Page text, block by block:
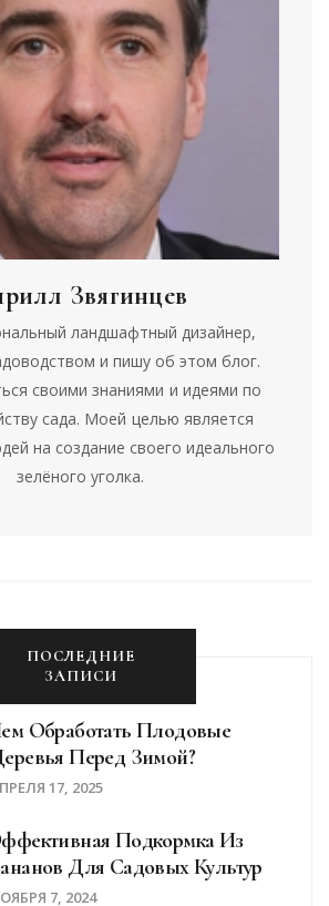
Звягинцев
ландшафтный дизайнер,
и пишу об этом блог.
своими знаниями и идеями по
сада. Моей целью является
на создание своего идеального
зелёного уголка.
ПОСЛЕДНИЕ
ЗАПИСИ
Обработать Плодовые
Перед Зимой?
17, 2025
Подкормка Из
Для Садовых Культур
7, 2024